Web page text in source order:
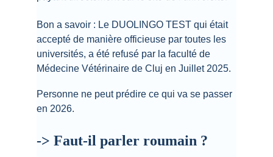
Bon a savoir : Le DUOLINGO TEST qui était
accepté de manière officieuse par toutes les
universités, a été refusé par la faculté de
Médecine Vétérinaire de Cluj en Juillet 2025.
Personne ne peut prédire ce qui va se passer
en 2026.
-> Faut-il parler roumain ?